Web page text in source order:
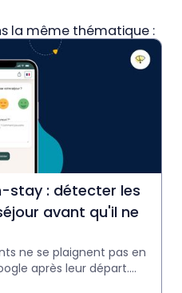
la même thématique :
stay : détecter les
avant qu'il ne
ne se plaignent pas en
après leur départ.
in-stay et agir avant